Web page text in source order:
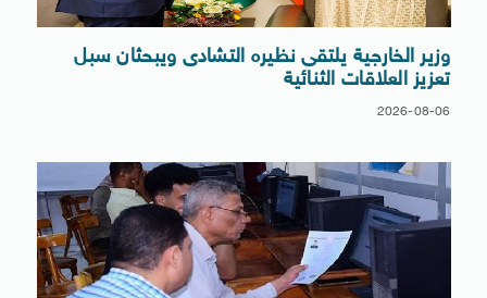
وزير الخارجية يلتقى نظيره التشادى ويبحثان سبل
تعزيز العلاقات الثنائية
2026-08-06